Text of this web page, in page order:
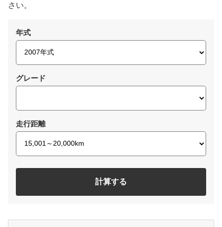
さい。
年式
グレード
走行距離
計算する